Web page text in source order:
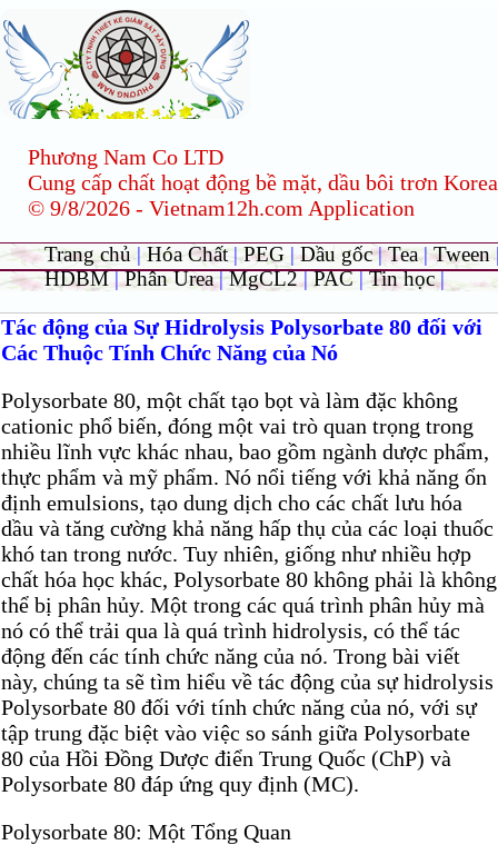
Phương Nam Co LTD
Cung cấp chất hoạt động bề mặt, dầu bôi trơn Korea
© 9/8/2026 - Vietnam12h.com Application
Trang chủ|Hóa Chất|PEG|Dầu gốc|Tea|Tween
HDBM|Phân Urea|MgCL2|PAC|Tin học|
Tác động của Sự Hidrolysis Polysorbate 80 đối với
Các Thuộc Tính Chức Năng của Nó
Polysorbate 80, một chất tạo bọt và làm đặc không
cationic phổ biến, đóng một vai trò quan trọng trong
nhiều lĩnh vực khác nhau, bao gồm ngành dược phẩm,
thực phẩm và mỹ phẩm. Nó nổi tiếng với khả năng ổn
định emulsions, tạo dung dịch cho các chất lưu hóa
dầu và tăng cường khả năng hấp thụ của các loại thuốc
khó tan trong nước. Tuy nhiên, giống như nhiều hợp
chất hóa học khác, Polysorbate 80 không phải là không
thể bị phân hủy. Một trong các quá trình phân hủy mà
nó có thể trải qua là quá trình hidrolysis, có thể tác
động đến các tính chức năng của nó. Trong bài viết
này, chúng ta sẽ tìm hiểu về tác động của sự hidrolysis
Polysorbate 80 đối với tính chức năng của nó, với sự
tập trung đặc biệt vào việc so sánh giữa Polysorbate
80 của Hồi Đồng Dược điển Trung Quốc (ChP) và
Polysorbate 80 đáp ứng quy định (MC).
Polysorbate 80: Một Tổng Quan